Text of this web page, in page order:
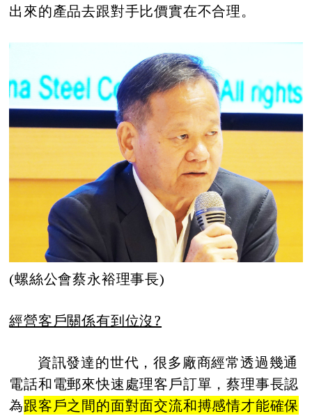
出來的產品去跟對手比價實在不合理。
(螺絲公會蔡永裕理事長)
經營客戶關係有到位沒?
資訊發達的世代，很多廠商經常透過幾通
電話和電郵來快速處理客戶訂單，蔡理事長認
為跟客戶之間的面對面交流和搏感情才能確保